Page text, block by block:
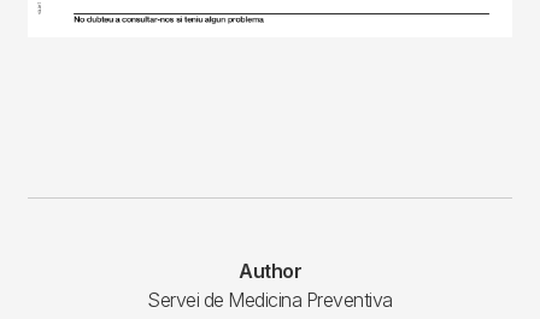
Author
Servei de Medicina Preventiva